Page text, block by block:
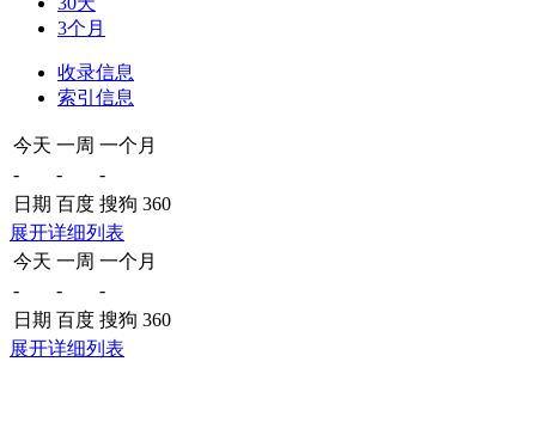
3个月
收录信息
索引信息
今天 一周 一个月
-
-
-
日期 百度 搜狗 360
展开详细列表
今天 一周 一个月
-
-
-
日期 百度 搜狗 360
展开详细列表